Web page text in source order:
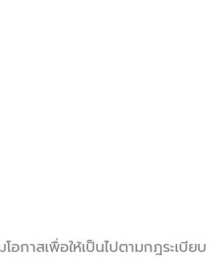
กาสเพื่อให้เป็นไปตามกฎระเบีย